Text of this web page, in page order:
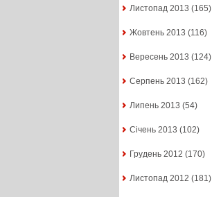
Листопад 2013 (165)
Жовтень 2013 (116)
Вересень 2013 (124)
Серпень 2013 (162)
Липень 2013 (54)
Січень 2013 (102)
Грудень 2012 (170)
Листопад 2012 (181)